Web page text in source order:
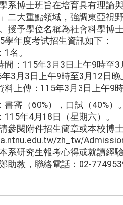
系博士班旨在培育具有理論
二大重點領域，強調東亞視
授予學位名稱為社會科學博
學年度考試招生資訊如下：
名。
間：115年3月3日上午9時至3
3月3日上午9時至3月12日晚
料上傳：115年3月3日上午9
審（60%），口試（40%）。
115年4月18日（星期六）。
參閱附件招生簡章或本校博
zh_tw/
系研究生報考心得或就讀經
助教，聯絡電話：02-